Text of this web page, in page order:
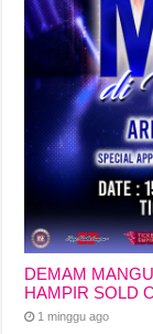
DEMAM
HAMPIR SOLD
1 minggu ago